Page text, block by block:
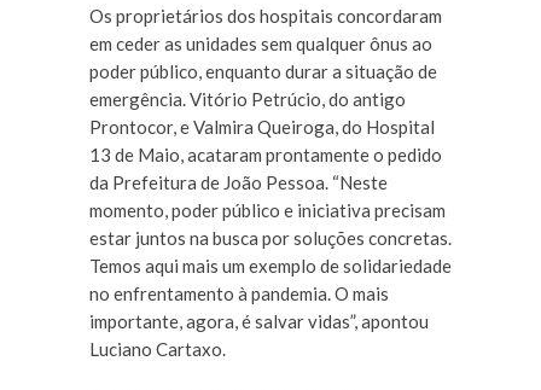
Os proprietários dos hospitais concordaram
em ceder as unidades sem qualquer ônus ao
poder público, enquanto durar a situação de
emergência. Vitório Petrúcio, do antigo
Prontocor, e Valmira Queiroga, do Hospital
13 de Maio, acataram prontamente o pedido
da Prefeitura de João Pessoa. “Neste
momento, poder público e iniciativa precisam
estar juntos na busca por soluções concretas.
Temos aqui mais um exemplo de solidariedade
no enfrentamento à pandemia. O mais
importante, agora, é salvar vidas”, apontou
Luciano Cartaxo.